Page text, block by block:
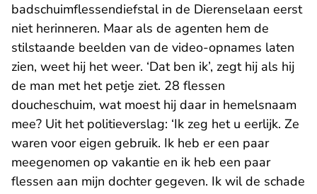
badschuimflessendiefstal in de Dierenselaan eerst
niet herinneren. Maar als de agenten hem de
stilstaande beelden van de video-opnames laten
zien, weet hij het weer. ‘Dat ben ik’, zegt hij als hij
de man met het petje ziet. 28 flessen
doucheschuim, wat moest hij daar in hemelsnaam
mee? Uit het politieverslag: ‘Ik zeg het u eerlijk. Ze
waren voor eigen gebruik. Ik heb er een paar
meegenomen op vakantie en ik heb een paar
flessen aan mijn dochter gegeven. Ik wil de schade